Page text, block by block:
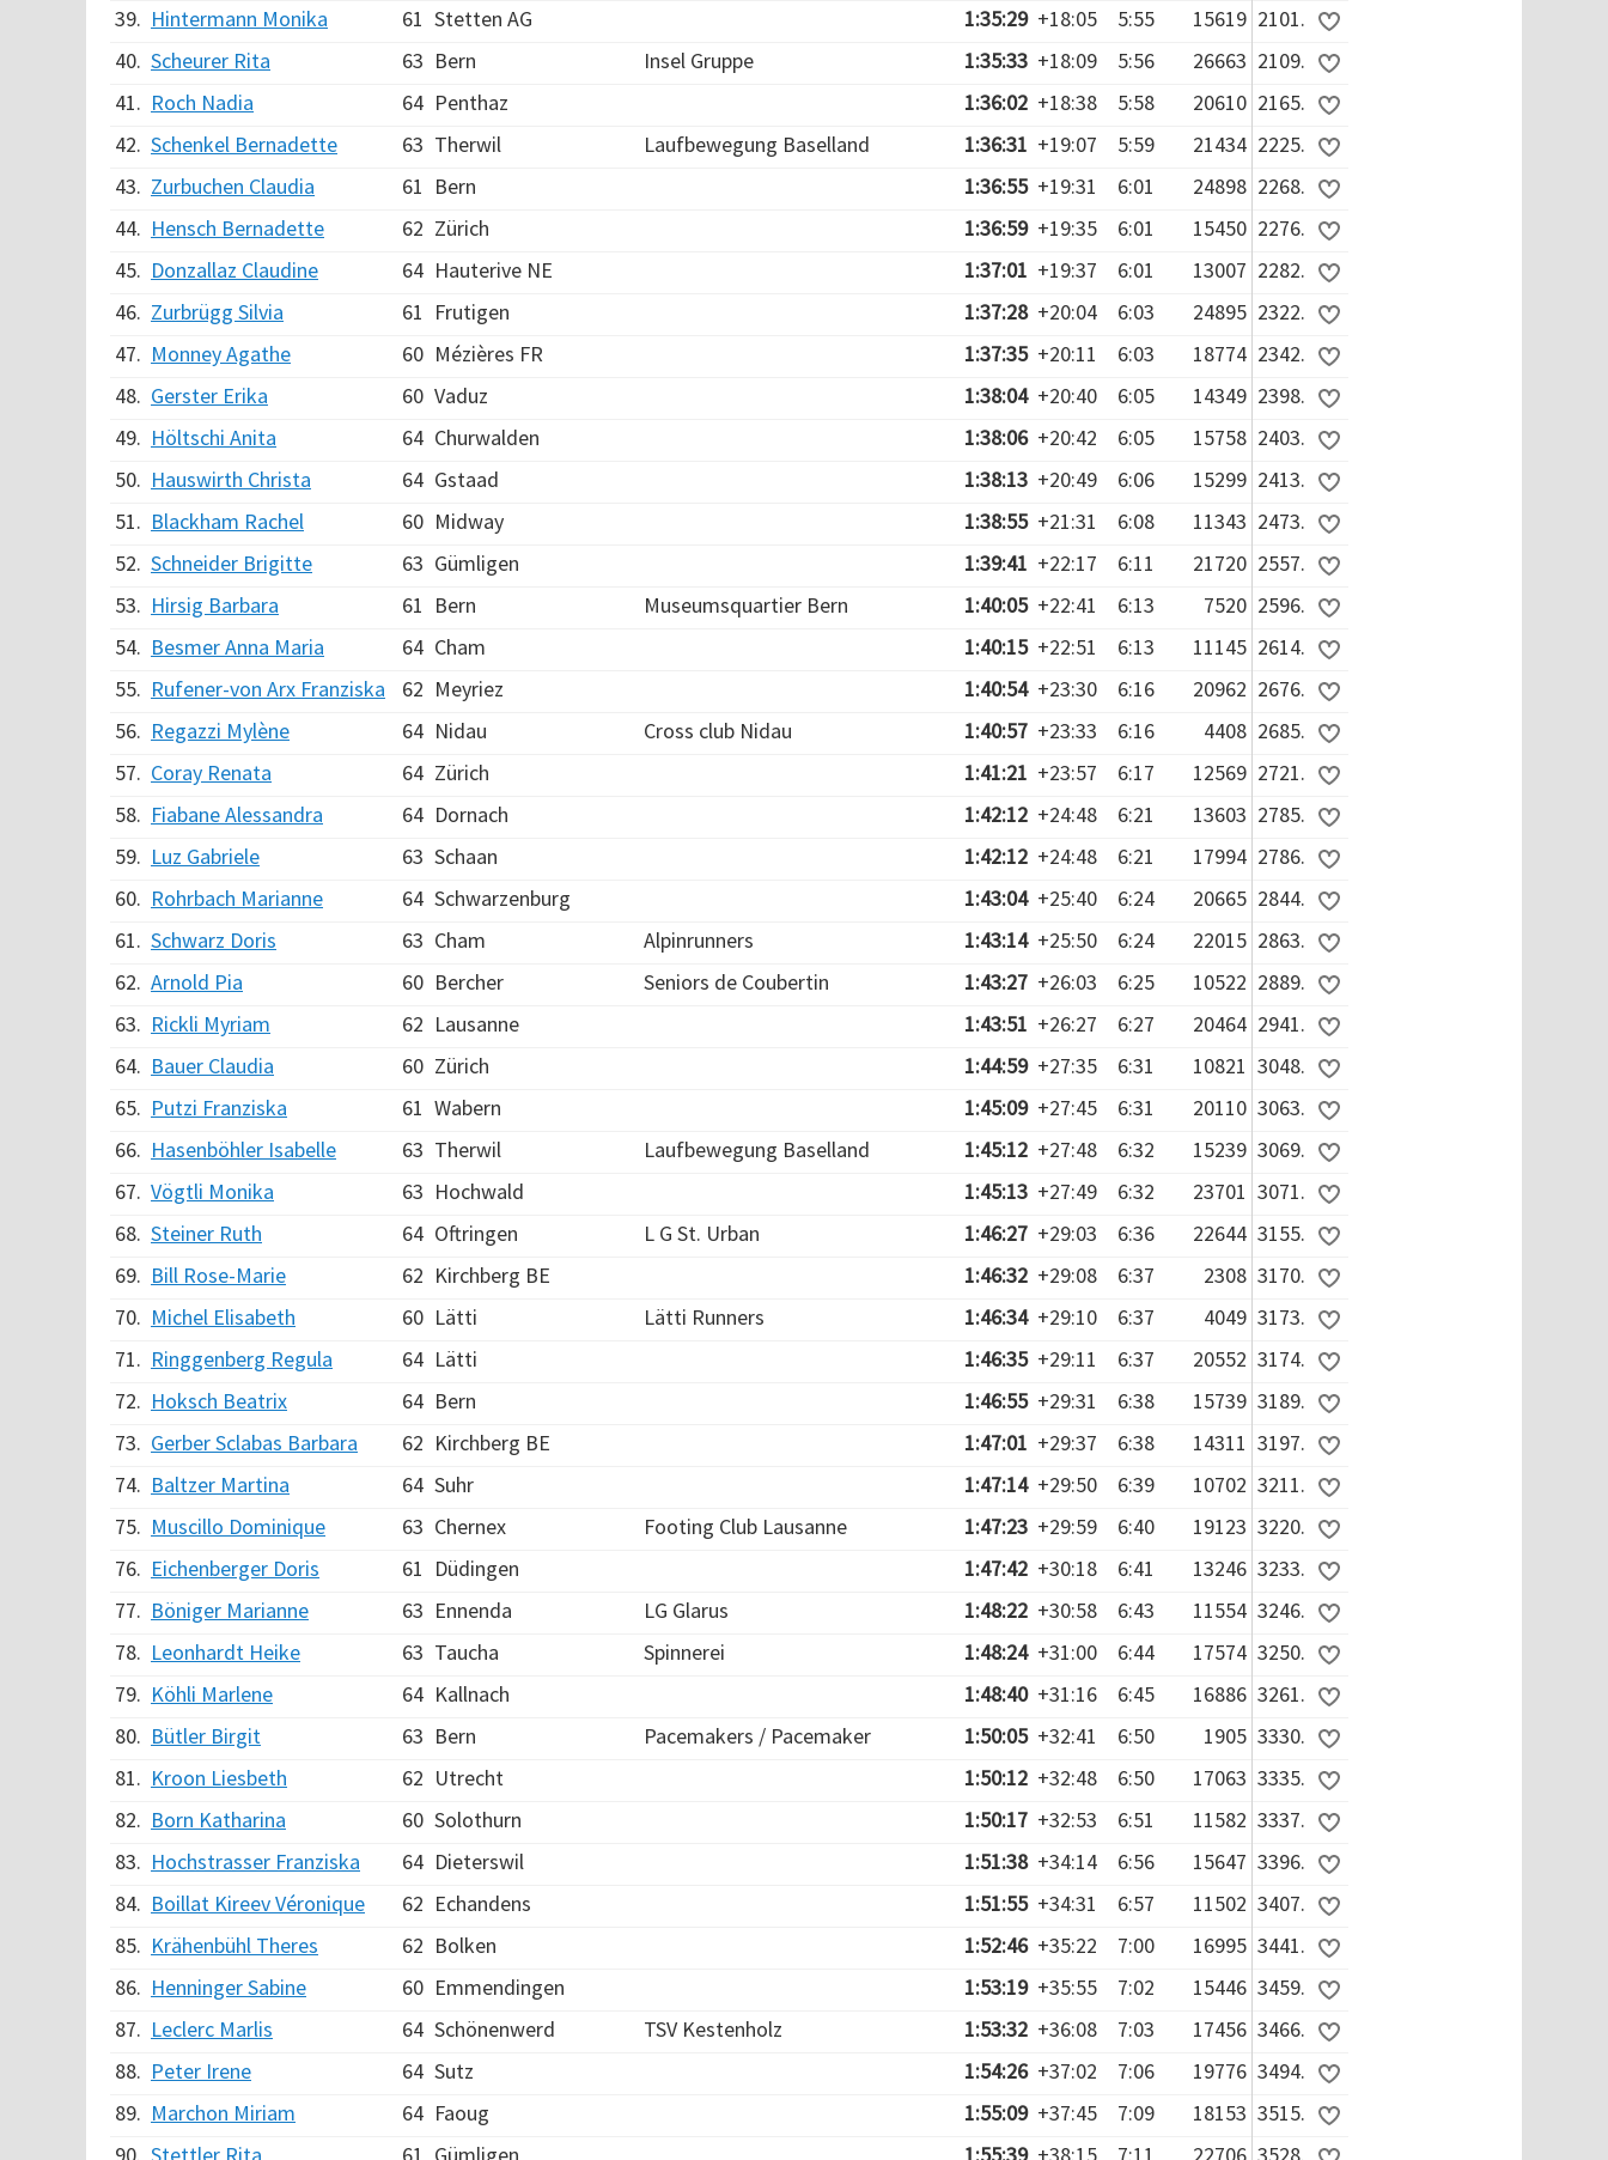
39. Hintermann Monika 61 Stetten AG 1:35:29 +18:05 5:55 15619 2101.
40. Scheurer Rita 63 Bern Insel Gruppe 1:35:33 +18:09 5:56 26663 2109.
41. Roch Nadia 64 Penthaz 1:36:02 +18:38 5:58 20610 2165.
42. Schenkel Bernadette 63 Therwil Laufbewegung Baselland 1:36:31 +19:07 5:59 21434 2225.
43. Zurbuchen Claudia 61 Bern 1:36:55 +19:31 6:01 24898 2268.
44. Hensch Bernadette 62 Zürich 1:36:59 +19:35 6:01 15450 2276.
45. Donzallaz Claudine 64 Hauterive NE 1:37:01 +19:37 6:01 13007 2282.
46. Zurbrügg Silvia 61 Frutigen 1:37:28 +20:04 6:03 24895 2322.
47. Monney Agathe 60 Mézières FR 1:37:35 +20:11 6:03 18774 2342.
48. Gerster Erika 60 Vaduz 1:38:04 +20:40 6:05 14349 2398.
49. Höltschi Anita 64 Churwalden 1:38:06 +20:42 6:05 15758 2403.
50. Hauswirth Christa 64 Gstaad 1:38:13 +20:49 6:06 15299 2413.
51. Blackham Rachel 60 Midway 1:38:55 +21:31 6:08 11343 2473.
52. Schneider Brigitte 63 Gümligen 1:39:41 +22:17 6:11 21720 2557.
53. Hirsig Barbara 61 Bern Museumsquartier Bern 1:40:05 +22:41 6:13 7520 2596.
54. Besmer Anna Maria 64 Cham 1:40:15 +22:51 6:13 11145 2614.
55. Rufener-von Arx Franziska 62 Meyriez 1:40:54 +23:30 6:16 20962 2676.
56. Regazzi Mylène 64 Nidau Cross club Nidau 1:40:57 +23:33 6:16 4408 2685.
57. Coray Renata 64 Zürich 1:41:21 +23:57 6:17 12569 2721.
58. Fiabane Alessandra 64 Dornach 1:42:12 +24:48 6:21 13603 2785.
59. Luz Gabriele 63 Schaan 1:42:12 +24:48 6:21 17994 2786.
60. Rohrbach Marianne 64 Schwarzenburg 1:43:04 +25:40 6:24 20665 2844.
61. Schwarz Doris 63 Cham Alpinrunners 1:43:14 +25:50 6:24 22015 2863.
62. Arnold Pia 60 Bercher Seniors de Coubertin 1:43:27 +26:03 6:25 10522 2889.
63. Rickli Myriam 62 Lausanne 1:43:51 +26:27 6:27 20464 2941.
64. Bauer Claudia 60 Zürich 1:44:59 +27:35 6:31 10821 3048.
65. Putzi Franziska 61 Wabern 1:45:09 +27:45 6:31 20110 3063.
66. Hasenböhler Isabelle 63 Therwil Laufbewegung Baselland 1:45:12 +27:48 6:32 15239 3069.
67. Vögtli Monika 63 Hochwald 1:45:13 +27:49 6:32 23701 3071.
68. Steiner Ruth 64 Oftringen L G St. Urban 1:46:27 +29:03 6:36 22644 3155.
69. Bill Rose-Marie 62 Kirchberg BE 1:46:32 +29:08 6:37 2308 3170.
70. Michel Elisabeth 60 Lätti Lätti Runners 1:46:34 +29:10 6:37 4049 3173.
71. Ringgenberg Regula 64 Lätti 1:46:35 +29:11 6:37 20552 3174.
72. Hoksch Beatrix 64 Bern 1:46:55 +29:31 6:38 15739 3189.
73. Gerber Sclabas Barbara 62 Kirchberg BE 1:47:01 +29:37 6:38 14311 3197.
74. Baltzer Martina 64 Suhr 1:47:14 +29:50 6:39 10702 3211.
75. Muscillo Dominique 63 Chernex Footing Club Lausanne 1:47:23 +29:59 6:40 19123 3220.
76. Eichenberger Doris 61 Düdingen 1:47:42 +30:18 6:41 13246 3233.
77. Böniger Marianne 63 Ennenda LG Glarus 1:48:22 +30:58 6:43 11554 3246.
78. Leonhardt Heike 63 Taucha Spinnerei 1:48:24 +31:00 6:44 17574 3250.
79. Köhli Marlene 64 Kallnach 1:48:40 +31:16 6:45 16886 3261.
80. Bütler Birgit 63 Bern Pacemakers / Pacemaker 1:50:05 +32:41 6:50 1905 3330.
81. Kroon Liesbeth 62 Utrecht 1:50:12 +32:48 6:50 17063 3335.
82. Born Katharina 60 Solothurn 1:50:17 +32:53 6:51 11582 3337.
83. Hochstrasser Franziska 64 Dieterswil 1:51:38 +34:14 6:56 15647 3396.
84. Boillat Kireev Véronique 62 Echandens 1:51:55 +34:31 6:57 11502 3407.
85. Krähenbühl Theres 62 Bolken 1:52:46 +35:22 7:00 16995 3441.
86. Henninger Sabine 60 Emmendingen 1:53:19 +35:55 7:02 15446 3459.
87. Leclerc Marlis 64 Schönenwerd TSV Kestenholz 1:53:32 +36:08 7:03 17456 3466.
88. Peter Irene 64 Sutz 1:54:26 +37:02 7:06 19776 3494.
89. Marchon Miriam 64 Faoug 1:55:09 +37:45 7:09 18153 3515.